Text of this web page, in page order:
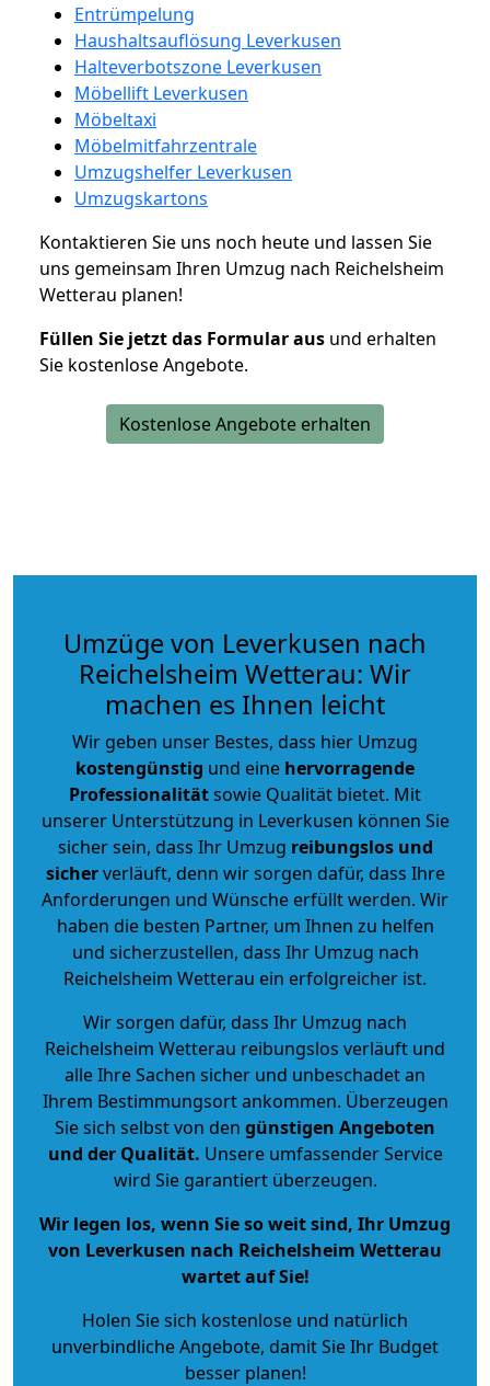
Entrümpelung
Haushaltsauflösung Leverkusen
Halteverbotszone Leverkusen
Möbellift Leverkusen
Möbeltaxi
Möbelmitfahrzentrale
Umzugshelfer Leverkusen
Umzugskartons
Kontaktieren Sie uns noch heute und lassen Sie
uns gemeinsam Ihren Umzug nach Reichelsheim
Wetterau planen!
Füllen Sie jetzt das Formular aus und erhalten
Sie kostenlose Angebote.
Kostenlose Angebote erhalten
Umzüge von Leverkusen nach
Reichelsheim Wetterau: Wir
machen es Ihnen leicht
Wir geben unser Bestes, dass hier Umzug
kostengünstig und eine hervorragende
Professionalitätsowie Qualität bietet. Mit
unserer Unterstützung in Leverkusen können Sie
sicher sein, dass Ihr Umzug reibungslos und
sicherverläuft, denn wir sorgen dafür, dass Ihre
Anforderungen und Wünsche erfüllt werden. Wir
haben die besten Partner, um Ihnen zu helfen
und sicherzustellen, dass Ihr Umzug nach
Reichelsheim Wetterau ein erfolgreicher ist.
Wir sorgen dafür, dass Ihr Umzug nach
Reichelsheim Wetterau reibungslos verläuft und
alle Ihre Sachen sicher und unbeschadet an
Ihrem Bestimmungsort ankommen. Überzeugen
Sie sich selbst von den günstigen Angeboten
und der Qualität. Unsere umfassender Service
wird Sie garantiert überzeugen.
Wir legen los, wenn Sie so weit sind, Ihr Umzug
von Leverkusen nach Reichelsheim Wetterau
wartet auf Sie!
Holen Sie sich kostenlose und natürlich
unverbindliche Angebote, damit Sie Ihr Budget
besser planen!